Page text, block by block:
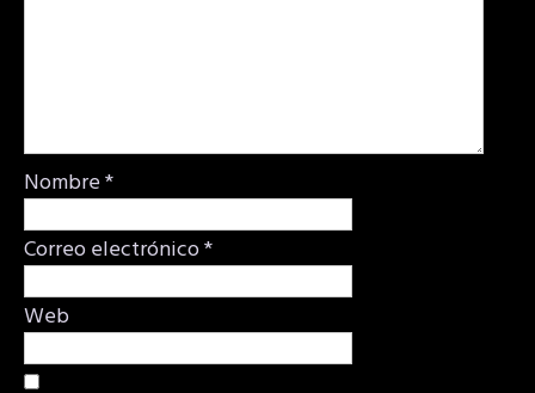
Nombre*
Correo electrónico*
Web